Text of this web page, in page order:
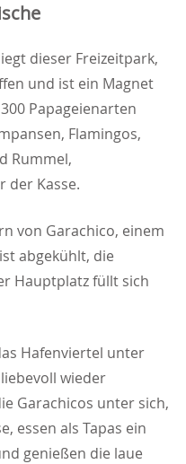
dieser Freizeitpark,
und ist ein Magnet
Papageienarten
Flamingos,
Rummel,
der Kasse.
von Garachico, einem
abgekühlt, die
Hauptplatz füllt sich
Hafenviertel unter
wieder
Garachicos unter sich,
essen als Tapas ein
genießen die laue